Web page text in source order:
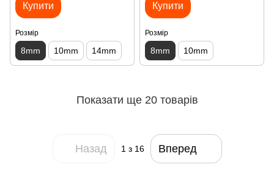
Купити
Розмір
8mm 10mm 14mm
Купити
Розмір
8mm 10mm
Показати ще 20 товарів
Назад 1з 16 Вперед